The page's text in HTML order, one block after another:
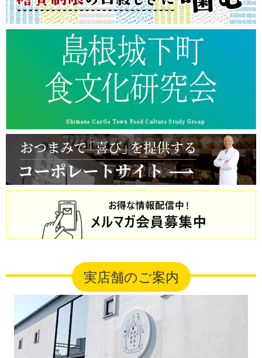
実店舗のご案内